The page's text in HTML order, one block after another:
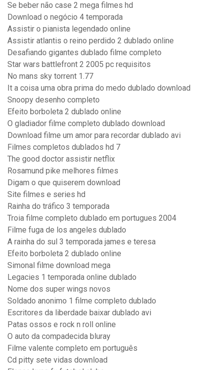
Se beber não case 2 mega filmes hd
Download o negócio 4 temporada
Assistir o pianista legendado online
Assistir atlantis o reino perdido 2 dublado online
Desafiando gigantes dublado filme completo
Star wars battlefront 2 2005 pc requisitos
No mans sky torrent 1.77
It a coisa uma obra prima do medo dublado download
Snoopy desenho completo
Efeito borboleta 2 dublado online
O gladiador filme completo dublado download
Download filme um amor para recordar dublado avi
Filmes completos dublados hd 7
The good doctor assistir netflix
Rosamund pike melhores filmes
Digam o que quiserem download
Site filmes e series hd
Rainha do tráfico 3 temporada
Troia filme completo dublado em portugues 2004
Filme fuga de los angeles dublado
A rainha do sul 3 temporada james e teresa
Efeito borboleta 2 dublado online
Simonal filme download mega
Legacies 1 temporada online dublado
Nome dos super wings novos
Soldado anonimo 1 filme completo dublado
Escritores da liberdade baixar dublado avi
Patas ossos e rock n roll online
O auto da compadecida bluray
Filme valente completo em português
Cd pitty sete vidas download